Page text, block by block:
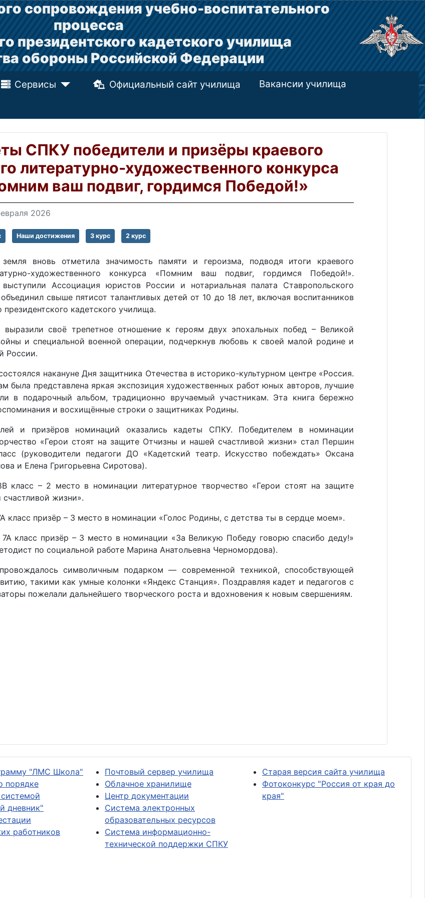
сопровождения учебно-воспитательного
процесса
президентского кадетского училища
обороны Российской Федерации
Сервисы Официальный сайт училища Вакансии училища
СПКУ победители и призёры краевого
литературно-художественного конкурса
ваш подвиг, гордимся Победой!»
2026
Наши достижения 3 курс 2 курс
земля вновь отметила значимость памяти и героизма, подводя итоги краевого
художественного конкурса «Помним ваш подвиг, гордимся Победой!».
выступили Ассоциация юристов России и нотариальная палата Ставропольского
свыше пятисот талантливых детей от 10 до 18 лет, включая воспитанников
президентского кадетского училища.
своё трепетное отношение к героям двух эпохальных побед – Великой
и специальной военной операции, подчеркнув любовь к своей малой родине и
России.
накануне Дня защитника Отечества в историко-культурном центре «Россия.
была представлена яркая экспозиция художественных работ юных авторов, лучшие
в подарочный альбом, традиционно вручаемый участникам. Эта книга бережно
и восхищённые строки о защитниках Родины.
и призёров номинаций оказались кадеты СПКУ. Победителем в номинации
«Герои стоят на защите Отчизны и нашей счастливой жизни» стал Першин
(руководители педагоги ДО «Кадетский театр. Искусство побеждать» Оксана
и Елена Григорьевна Сиротова).
класс – 2 место в номинации литературное творчество «Герои стоят на защите
жизни».
класс призёр – 3 место в номинации «Голос Родины, с детства ты в сердце моем».
класс призёр – 3 место в номинации «За Великую Победу говорю спасибо деду!»
по социальной работе Марина Анатольевна Черномордова).
символичным подарком — современной техникой, способствующей
такими как умные колонки «Яндекс Станция». Поздравляя кадет и педагогов с
пожелали дальнейшего творческого роста и вдохновения к новым свершениям.
"ЛМС Школа"
порядке
дневник"
работников
Почтовый сервер училища
Облачное хранилище
Центр документации
Система электронных
образовательных ресурсов
Система информационно-
технической поддержки СПКУ
Старая версия сайта училища
Фотоконкурс "Россия от края до
края"